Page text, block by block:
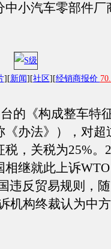
中小汽车零部件厂
][新闻][社区][经销商报价
《构成整车特
办法》），对超
，关税为25%。
继就此上诉
违反贸易规则，
机构终裁认为中